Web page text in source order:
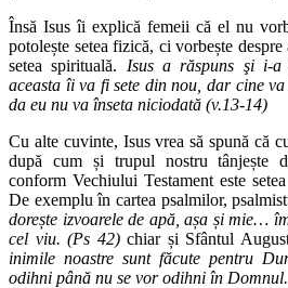
Însă Isus îi explică femeii că el nu
potolește setea fizică, ci vorbește
setea spirituală. Isus a răspuns şi i-
aceasta îi va fi sete din nou, dar cine
da eu nu va înseta niciodată (v.13-14)
Cu alte cuvinte, Isus vrea să spună că
după cum și trupul nostru tânjește
conform Vechiului Testament este
De exemplu în cartea psalmilor,
dorește izvoarele de apă, așa și mie…
cel viu. (Ps 42)chiar și Sfântul
inimile noastre sunt făcute pentru
odihni până nu se vor odihni în Domnul.